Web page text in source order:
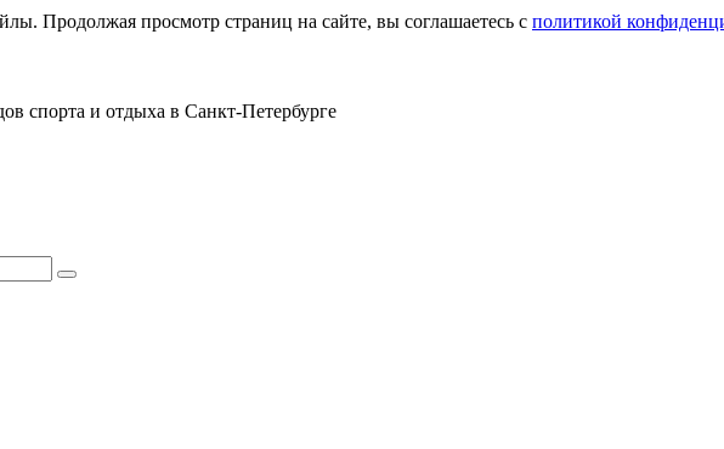
Продолжая просмотр страниц на сайте, вы соглашаетесь с политикой
спорта и отдыха в Санкт‑Петербурге